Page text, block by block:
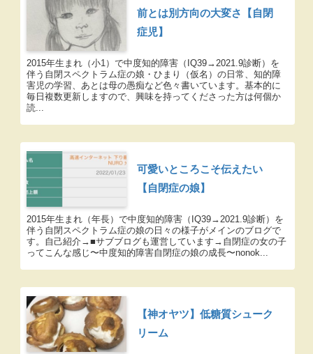
前とは別方向の大変さ【自閉
症児】
2015年生まれ（小1）で中度知的障害（IQ39→2021.9診断）を
伴う自閉スペクトラム症の娘・ひまり（仮名）の日常、知的障
害児の学習、あとは母の愚痴など色々書いています。基本的に
毎日複数更新しますので、興味を持ってくださった方は何個か
読...
可愛いところこそ伝えたい
【自閉症の娘】
2015年生まれ（年長）で中度知的障害（IQ39→2021.9診断）を
伴う自閉スペクトラム症の娘の日々の様子がメインのブログで
す。自己紹介→■サブブログも運営しています→自閉症の女の子
ってこんな感じ〜中度知的障害自閉症の娘の成長〜nonok...
【神オヤツ】低糖質シューク
リーム